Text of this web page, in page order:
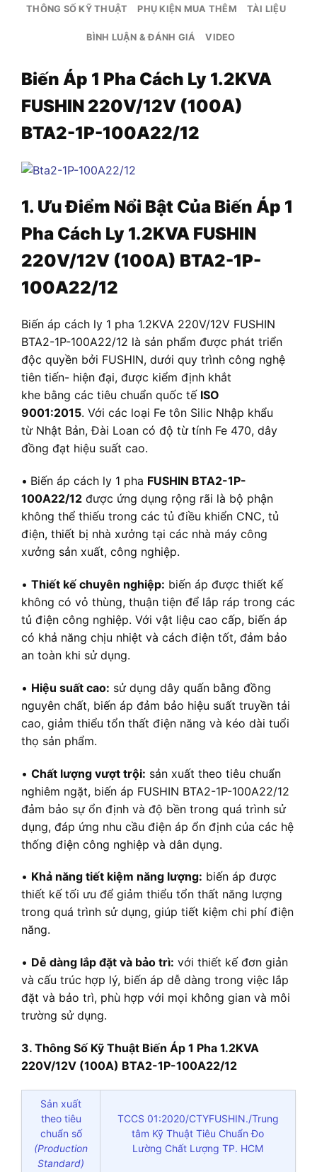
THÔNG SỐ KỸ THUẬT PHỤ KIỆN MUA THÊM TÀI LIỆU
BÌNH LUẬN & ĐÁNH GIÁ VIDEO
Biến Áp 1 Pha Cách Ly 1.2KVA
FUSHIN 220V/12V (100A)
BTA2-1P-100A22/12
1. Ưu Điểm Nổi Bật Của Biến Áp 1
Pha Cách Ly 1.2KVA FUSHIN
220V/12V (100A) BTA2-1P-
100A22/12
Biến áp cách ly 1 pha 1.2KVA 220V/12V FUSHIN
BTA2-1P-100A22/12 là sản phẩm được phát triển
độc quyền bởi FUSHIN, dưới quy trình công nghệ
tiên tiến- hiện đại, được kiểm định khắt
khe bằng các tiêu chuẩn quốc tế ISO
9001:2015. Với các loại Fe tôn Silic Nhập khẩu
từ Nhật Bản, Đài Loan có độ từ tính Fe 470, dây
đồng đạt hiệu suất cao.
• Biến áp cách ly 1 pha FUSHIN BTA2-1P-
100A22/12 được ứng dụng rộng rãi là bộ phận
không thể thiếu trong các tủ điều khiển CNC, tủ
điện, thiết bị nhà xưởng tại các nhà máy công
xưởng sản xuất, công nghiệp.
• Thiết kế chuyên nghiệp: biến áp được thiết kế
không có vỏ thùng, thuận tiện để lắp ráp trong các
tủ điện công nghiệp. Với vật liệu cao cấp, biến áp
có khả năng chịu nhiệt và cách điện tốt, đảm bảo
an toàn khi sử dụng.
• Hiệu suất cao: sử dụng dây quấn bằng đồng
nguyên chất, biến áp đảm bảo hiệu suất truyền tải
cao, giảm thiểu tổn thất điện năng và kéo dài tuổi
thọ sản phẩm.
• Chất lượng vượt trội: sản xuất theo tiêu chuẩn
nghiêm ngặt, biến áp FUSHIN BTA2-1P-100A22/12
đảm bảo sự ổn định và độ bền trong quá trình sử
dụng, đáp ứng nhu cầu điện áp ổn định của các hệ
thống điện công nghiệp và dân dụng.
• Khả năng tiết kiệm năng lượng: biến áp được
thiết kế tối ưu để giảm thiểu tổn thất năng lượng
trong quá trình sử dụng, giúp tiết kiệm chi phí điện
năng.
• Dễ dàng lắp đặt và bảo trì: với thiết kế đơn giản
và cấu trúc hợp lý, biến áp dễ dàng trong việc lắp
đặt và bảo trì, phù hợp với mọi không gian và môi
trường sử dụng.
3. Thông Số Kỹ Thuật Biến Áp 1 Pha 1.2KVA
220V/12V (100A) BTA2-1P-100A22/12
Sản xuất
theo tiêu
chuẩn số
(Production
Standard)
TCCS 01:2020/CTYFUSHIN./Trung
tâm Kỹ Thuật Tiêu Chuẩn Đo
Lường Chất Lượng TP. HCM